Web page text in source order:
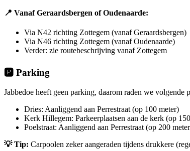
📍 Vanaf Geraardsbergen of Oudenaarde:
Via N42 richting Zottegem (vanaf Geraardsbergen)
Via N46 richting Zottegem (vanaf Oudenaarde)
Verder: zie routebeschrijving vanaf Zottegem
🅿️ Parking
Jabbedoe heeft geen parking, daarom raden we volgende
Dries: Aanliggend aan Perrestraat (op 100 meter)
Kerk Hillegem: Parkeerplaatsen aan de kerk (op
Poelstraat: Aanliggend aan Perrestraat (op 200
💡 Tip: Carpoolen zeker aangeraden tijdens drukkere